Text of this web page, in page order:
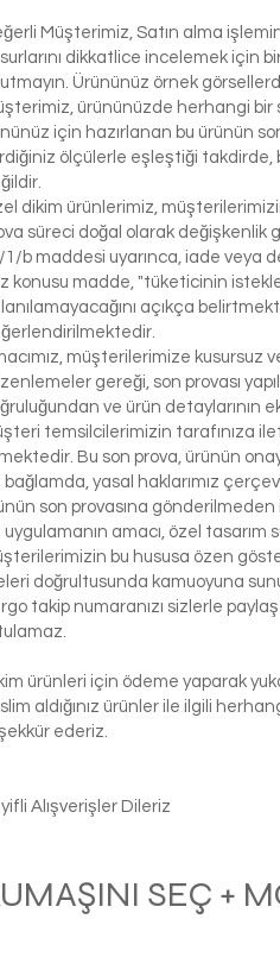
Müşterimiz, Satın alma
dikkatlice incelemek için
Ürününüz örnek
ürününüzde herhangi bir
için hazırlanan bu ürünün
ölçülerle eşleştiği takdirde,
dikim ürünlerimiz,
süreci doğal olarak değişkenlik
1/b maddesi uyarınca, iade veya
konusu madde, "tüketicinin
açıkça
müşterilerimize kusursuz
gereği, son provası
ve ürün detaylarının
temsilcilerimizin tarafınıza
Bu son prova, ürünün
bağlamda, yasal haklarımız
son provasına
uygulamanın amacı, özel
bu hususa özen
doğrultusunda kamuoyuna
takip numaranızı sizlerle
ürünleri için ödeme yaparak
aldığınız ürünler ile ilgili
ederiz.
Alışverişler Dileriz
SEÇ +